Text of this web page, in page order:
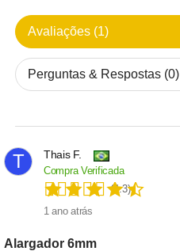
Avaliações (1)
Perguntas & Respostas (0)
T Thais F.
Compra Verificada
(4.3)
1 ano atrás
Alargador 6mm